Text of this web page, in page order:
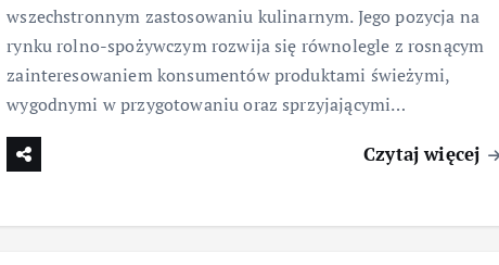
wszechstronnym zastosowaniu kulinarnym. Jego pozycja na
rynku rolno-spożywczym rozwija się równolegle z rosnącym
zainteresowaniem konsumentów produktami świeżymi,
wygodnymi w przygotowaniu oraz sprzyjającymi…
Czytaj więcej